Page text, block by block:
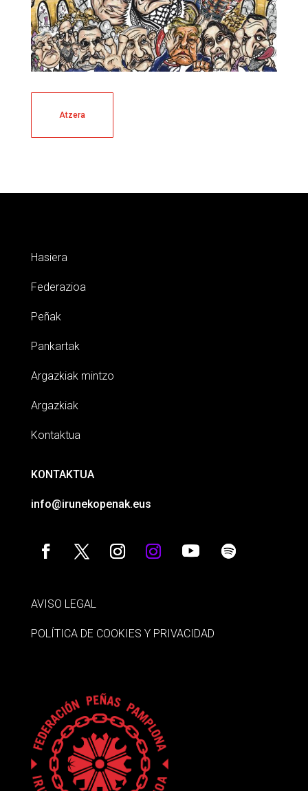
Atzera
Hasiera
Federazioa
Peñak
Pankartak
Argazkiak mintzo
Argazkiak
Kontaktua
KONTAKTUA
info@irunekopenak.eus
AVISO LEGAL
POLÍTICA DE COOKIES Y PRIVACIDAD